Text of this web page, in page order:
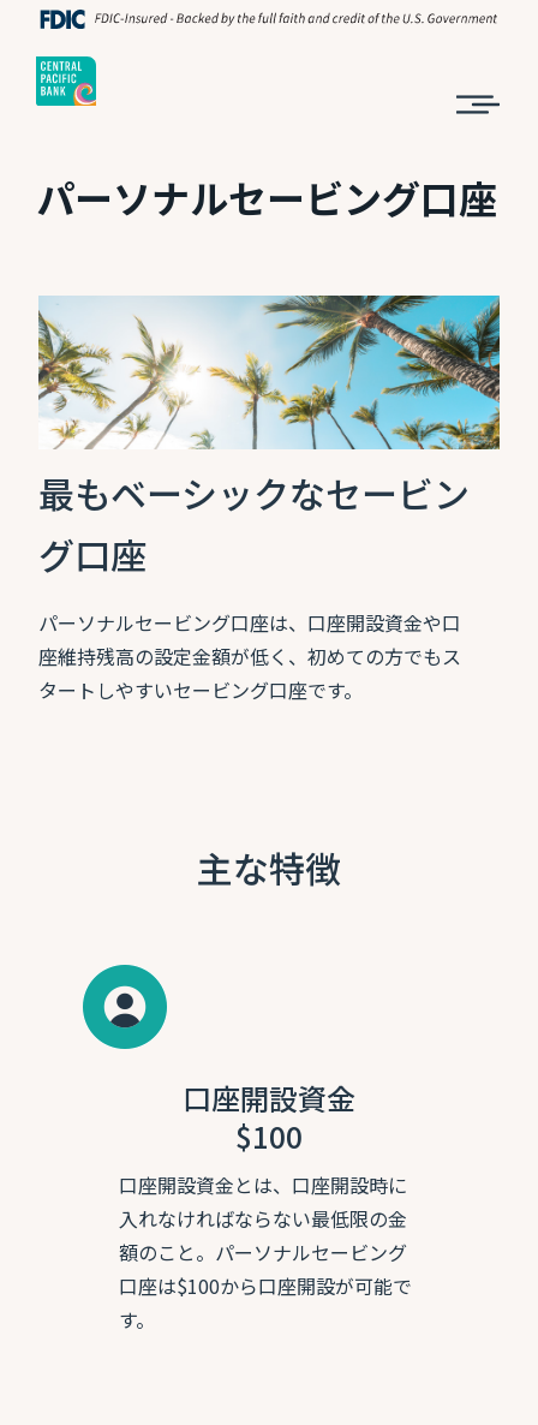
パーソナルセービング口座
最もベーシックなセービン
グ口座
パーソナルセービング口座は、口座開設資金や口
座維持残高の設定金額が低く、初めての方でもス
タートしやすいセービング口座です。
主な特徴
口座開設資金
$100
口座開設資金とは、口座開設時に
入れなければならない最低限の金
額のこと。パーソナルセービング
口座は$100から口座開設が可能で
す。